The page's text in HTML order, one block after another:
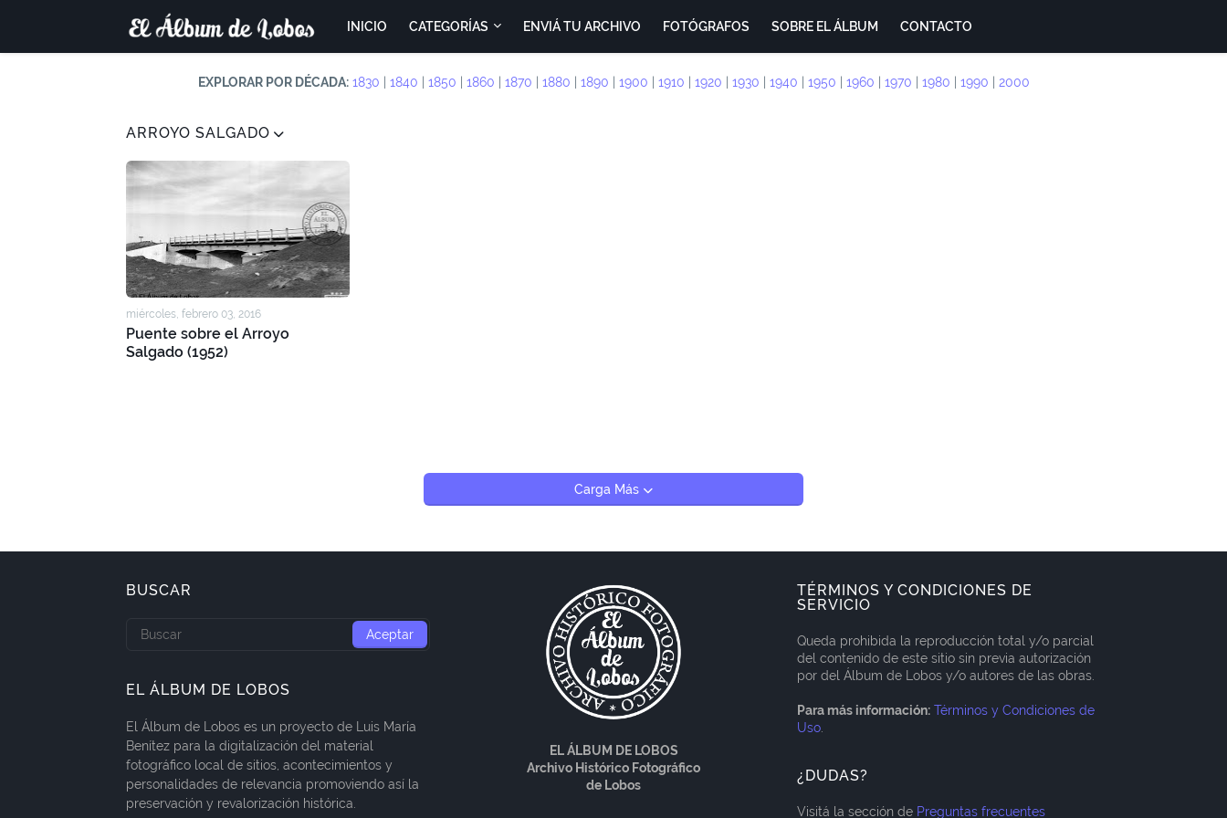
INICIO CATEGORÍAS ENVIÁ TU ARCHIVO FOTÓGRAFOS SOBRE EL ÁLBUM CONTACTO
EXPLORAR POR DÉCADA: 1830 1840 1850 1860 1870 1880 1890 1900 1910 1920 1930 1940 1950 1960 1970 1980 1990 2000
ARROYO SALGADO
miércoles, febrero 03, 2016
Puente sobre el Arroyo
Salgado (1952)
Carga Más
BUSCAR
EL ÁLBUM DE LOBOS
El Álbum de Lobos es un proyecto de Luis María
Benítez para la digitalización del material
fotográfico local de sitios, acontecimientos y
personalidades de relevancia promoviendo así la
preservación y revalorización histórica.
EL ÁLBUM DE LOBOS
Archivo Histórico Fotográfico
de Lobos
TÉRMINOS Y CONDICIONES DE
SERVICIO
Queda prohibida la reproducción total y/o parcial
del contenido de este sitio sin previa autorización
por del Álbum de Lobos y/o autores de las obras.
Para más información: Términos y Condiciones de
Uso
¿DUDAS?
Visitá la sección de Preguntas frecuentes